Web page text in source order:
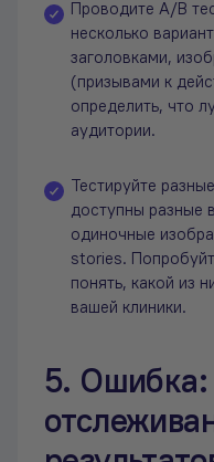
Проводите A/B
несколько
заголовками,
(призывами к
определить, что
аудитории.
Тестируйте
доступны разные
одиночные
stories.
понять, какой из
вашей клиники.
5. Ошибка: